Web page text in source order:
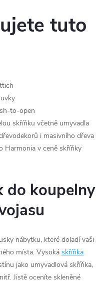
tuto
to-open
skříňku včetně umyvadla
i masivního dřeva
Harmonia v ceně skříňky
do koupelny
nábytku, které doladí vaši
místa. Vysoká skříňka
jako umyvadlová skříňka,
Jistě oceníte skleněné